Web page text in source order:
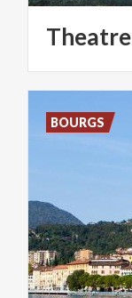
Theatre
BOURGS